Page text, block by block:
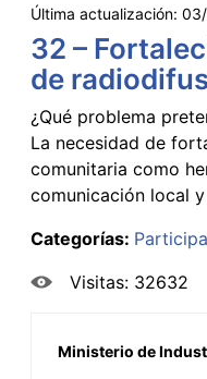
Última actualización:
32 –
de
¿Qué problema
La necesidad de
comunitaria como
comunicación local y
Categorías:
Visitas: 32632
Ministerio de